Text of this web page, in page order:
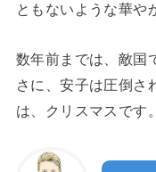
ともないような華や
数年前までは、敵国
さに、安子は圧倒さ
は、クリスマスです。